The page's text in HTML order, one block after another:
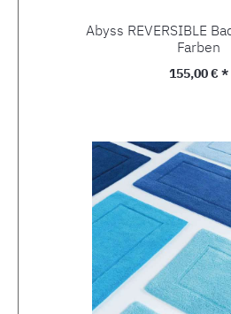
Abyss REVERSIBLE
Farben
Regulärer
155,00 € *